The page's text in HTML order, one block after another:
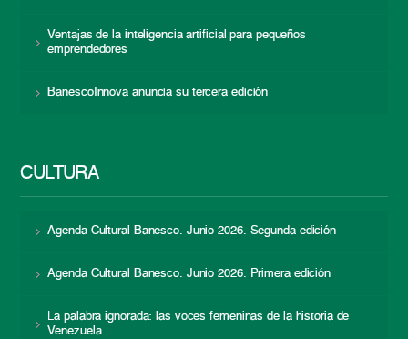
Ventajas de la inteligencia artificial para pequeños
emprendedores
BanescoInnova anuncia su tercera edición
CULTURA
Agenda Cultural Banesco. Junio 2026. Segunda edición
Agenda Cultural Banesco. Junio 2026. Primera edición
La palabra ignorada: las voces femeninas de la historia de
Venezuela